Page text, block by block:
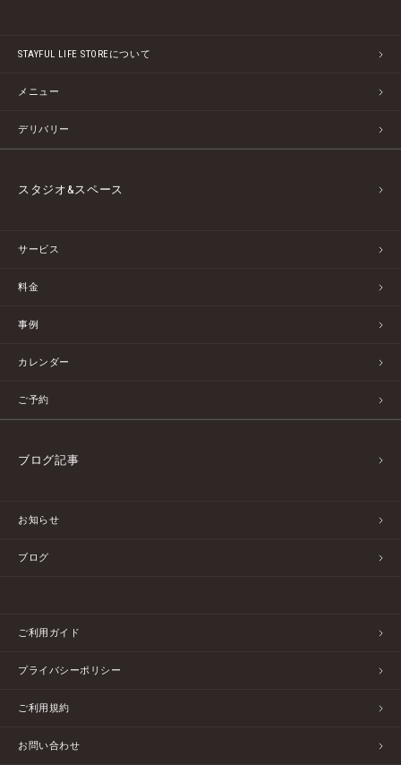
STAYFUL LIFE STOREについて
メニュー
デリバリー
スタジオ&スペース
サービス
料金
事例
カレンダー
ご予約
ブログ記事
お知らせ
ブログ
ご利用ガイド
プライバシーポリシー
ご利用規約
お問い合わせ